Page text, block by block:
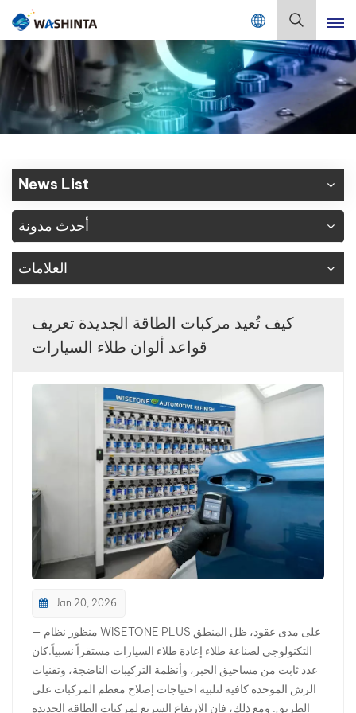
Mix Color Online
English
Français
Deutsch
Русский
Español
Português
日本語
한국어
بالعربية
فارسی
中文
News List
أحدث مدونة
العلامات
كيف تُعيد مركبات الطاقة الجديدة تعريف
قواعد ألوان طلاء السيارات
Jan 20, 2026
— منظور نظام WISETONE PLUS على مدى عقود، ظل المنطق
التكنولوجي لصناعة طلاء إعادة طلاء السيارات مستقراً نسبياً.كان
عدد ثابت من مساحيق الحبر، وأنظمة التركيبات الناضجة، وتقنيات
الرش الموحدة كافية لتلبية احتياجات إصلاح معظم المركبات على
الطريق. ومع ذلك، فإن الارتفاع السريع لمركبات الطاقة الجديدة